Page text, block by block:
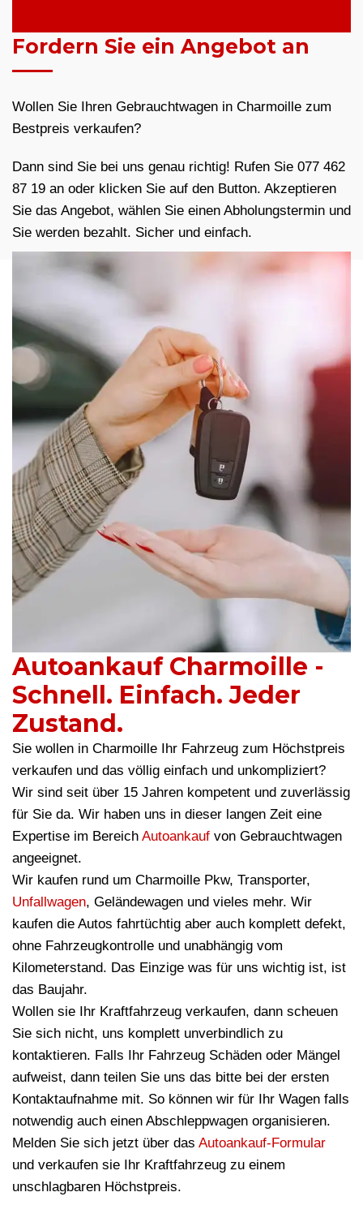
Fordern Sie ein Angebot an
Wollen Sie Ihren Gebrauchtwagen in Charmoille zum
Bestpreis verkaufen?
Dann sind Sie bei uns genau richtig! Rufen Sie 077 462
87 19 an oder klicken Sie auf den Button. Akzeptieren
Sie das Angebot, wählen Sie einen Abholungstermin und
Sie werden bezahlt. Sicher und einfach.
Autoankauf Charmoille -
Schnell. Einfach. Jeder
Zustand.
Sie wollen in Charmoille Ihr Fahrzeug zum Höchstpreis
verkaufen und das völlig einfach und unkompliziert?
Wir sind seit über 15 Jahren kompetent und zuverlässig
für Sie da. Wir haben uns in dieser langen Zeit eine
Expertise im Bereich Autoankauf von Gebrauchtwagen
angeeignet.
Wir kaufen rund um Charmoille Pkw, Transporter,
Unfallwagen, Geländewagen und vieles mehr. Wir
kaufen die Autos fahrtüchtig aber auch komplett defekt,
ohne Fahrzeugkontrolle und unabhängig vom
Kilometerstand. Das Einzige was für uns wichtig ist, ist
das Baujahr.
Wollen sie Ihr Kraftfahrzeug verkaufen, dann scheuen
Sie sich nicht, uns komplett unverbindlich zu
kontaktieren. Falls Ihr Fahrzeug Schäden oder Mängel
aufweist, dann teilen Sie uns das bitte bei der ersten
Kontaktaufnahme mit. So können wir für Ihr Wagen falls
notwendig auch einen Abschleppwagen organisieren.
Melden Sie sich jetzt über das Autoankauf-Formular
und verkaufen sie Ihr Kraftfahrzeug zu einem
unschlagbaren Höchstpreis.